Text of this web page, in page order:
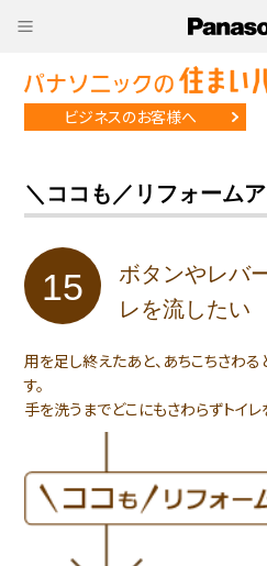
ビジネスのお客様へ
＼ココも／リフォーム
15 ボタンやレバ
レを流したい
用を足し終えたあと、あちこちさわ
す。
手を洗うまでどこにもさわらずトイ